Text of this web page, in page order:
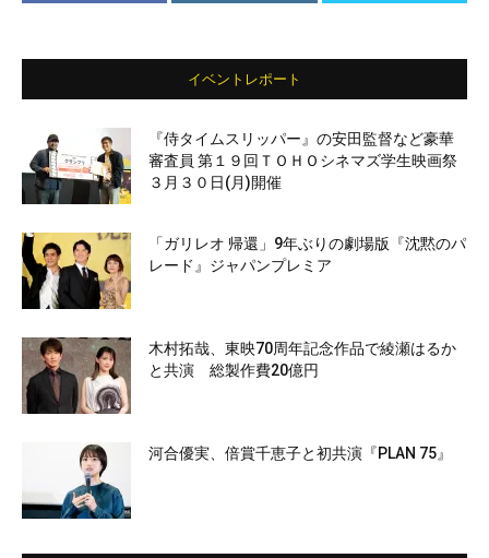
イベントレポート
『侍タイムスリッパー』の安田監督など豪華
審査員 第１９回ＴＯＨＯシネマズ学生映画祭
３月３０日(月)開催
「ガリレオ 帰還」9年ぶりの劇場版『沈黙のパ
レード』ジャパンプレミア
木村拓哉、東映70周年記念作品で綾瀬はるか
と共演 総製作費20億円
河合優実、倍賞千恵子と初共演『PLAN 75』